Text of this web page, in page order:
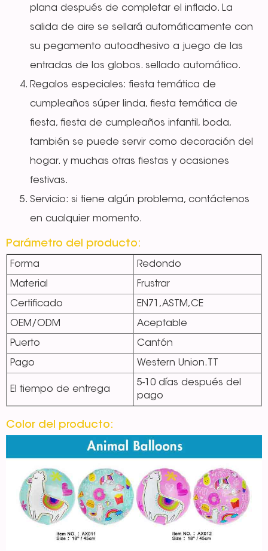
plana después de completar el inflado. La
salida de aire se sellará automáticamente con
su pegamento autoadhesivo a juego de las
entradas de los globos. sellado automático.
Regalos especiales: fiesta temática de
cumpleaños súper linda, fiesta temática de
fiesta, fiesta de cumpleaños infantil, boda,
también se puede servir como decoración del
hogar. y muchas otras fiestas y ocasiones
festivas.
Servicio: si tiene algún problema, contáctenos
en cualquier momento.
Parámetro del producto:
Forma Redondo
Material Frustrar
Certificado EN71,ASTM,CE
OEM/ODM Aceptable
Puerto Cantón
Pago Western Union.TT
El tiempo de entrega
5-10 días después del
pago
Color del producto: